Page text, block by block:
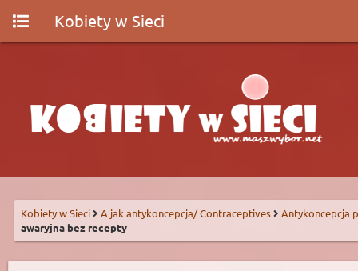
Kobiety w Sieci
Kobiety w Sieci A jak antykoncepcja/ Contraceptives
Antykoncepcja
awaryjna bez recepty